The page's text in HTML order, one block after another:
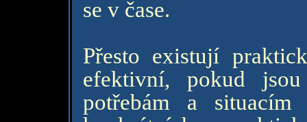
se v čase.
Přesto existují
efektivní, pokud
potřebám a